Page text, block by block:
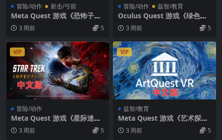
冒险/动作 射击/弓箭
Meta Quest 游戏《恐怖子午
线VR》Dread Meridian VR
3 周前 5
冒险/动作 益智/教育
Oculus Quest 游戏《绿色地
狱VR》Green Hell VR
3 周前 5
VIP
冒险/动作
Meta Quest 游戏《星际迷
航：感染VR》Star Trek: Infe
ction VR
3 周前 5
VIP
益智/教育
Meta Quest 游戏《艺术探索
VR》ArtQuest VR
3 周前 5